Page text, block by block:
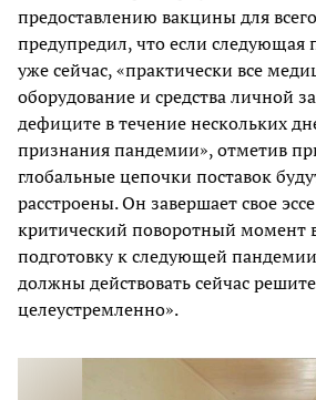
предоставлению вакцины для
предупредил, что если следующая
уже сейчас, «практически все
оборудование и средства личной
дефиците в течение нескольких
признания пандемии», отметив
глобальные цепочки поставок
расстроены. Он завершает свое
критический поворотный момент
подготовку к следующей
должны действовать сейчас
целеустремленно».